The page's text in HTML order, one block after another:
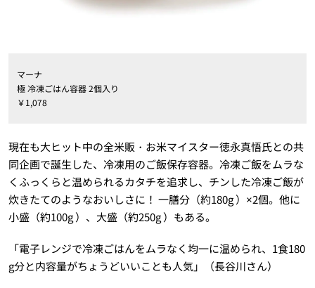
マーナ
極 冷凍ごはん容器 2個入り
￥1,078
現在も大ヒット中の全米販・お米マイスター徳永真悟氏との共
同企画で誕生した、冷凍用のご飯保存容器。冷凍ご飯をムラな
くふっくらと温められるカタチを追求し、チンした冷凍ご飯が
炊きたてのようなおいしさに！ 一膳分（約180g ）×2個。他に
小盛（約100g ）、大盛（約250g ）もある。
「電子レンジで冷凍ごはんをムラなく均一に温められ、1食180
g分と内容量がちょうどいいことも人気」（長谷川さん）